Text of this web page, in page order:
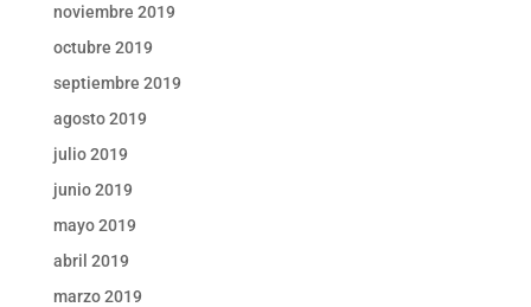
noviembre 2019
octubre 2019
septiembre 2019
agosto 2019
julio 2019
junio 2019
mayo 2019
abril 2019
marzo 2019